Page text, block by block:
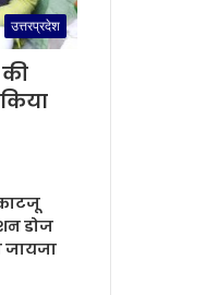
उत्तरप्रदेश
की
काटजू
डोज
जायजा